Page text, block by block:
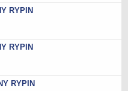
urzędnicze
urzędnicze
formalne w naborach na
RYPIN
RYPIN
RYPIN